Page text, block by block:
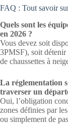
FAQ : Tout savoir
Quels sont les
en 2026 ?
Vous devez soit
3PMSF), soit détenir
de chaussettes à
La réglementation
traverser un
Oui, l’obligation
zones définies par
ou simplement de